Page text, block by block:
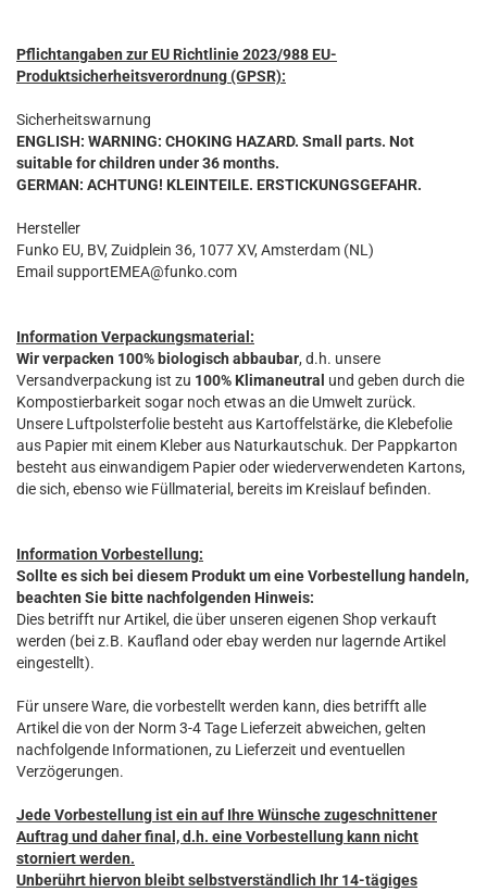
Pflichtangaben zur EU Richtlinie 2023/988 EU-
Produktsicherheitsverordnung (GPSR):
Sicherheitswarnung
ENGLISH: WARNING: CHOKING HAZARD. Small parts. Not
suitable for children under 36 months.
GERMAN: ACHTUNG! KLEINTEILE. ERSTICKUNGSGEFAHR.
Hersteller
Funko EU, BV, Zuidplein 36, 1077 XV, Amsterdam (NL)
Email supportEMEA@funko.com
Information Verpackungsmaterial:
Wir verpacken 100% biologisch abbaubar, d.h. unsere
Versandverpackung ist zu 100% Klimaneutral und geben durch die
Kompostierbarkeit sogar noch etwas an die Umwelt zurück.
Unsere Luftpolsterfolie besteht aus Kartoffelstärke, die Klebefolie
aus Papier mit einem Kleber aus Naturkautschuk. Der Pappkarton
besteht aus einwandigem Papier oder wiederverwendeten Kartons,
die sich, ebenso wie Füllmaterial, bereits im Kreislauf befinden.
Information Vorbestellung:
Sollte es sich bei diesem Produkt um eine Vorbestellung handeln,
beachten Sie bitte nachfolgenden Hinweis:
Dies betrifft nur Artikel, die über unseren eigenen Shop verkauft
werden (bei z.B. Kaufland oder ebay werden nur lagernde Artikel
eingestellt).
Für unsere Ware, die vorbestellt werden kann, dies betrifft alle
Artikel die von der Norm 3-4 Tage Lieferzeit abweichen, gelten
nachfolgende Informationen, zu Lieferzeit und eventuellen
Verzögerungen.
Jede Vorbestellung ist ein auf Ihre Wünsche zugeschnittener
Auftrag und daher final, d.h. eine Vorbestellung kann nicht
storniert werden.
Unberührt hiervon bleibt selbstverständlich Ihr 14-tägiges